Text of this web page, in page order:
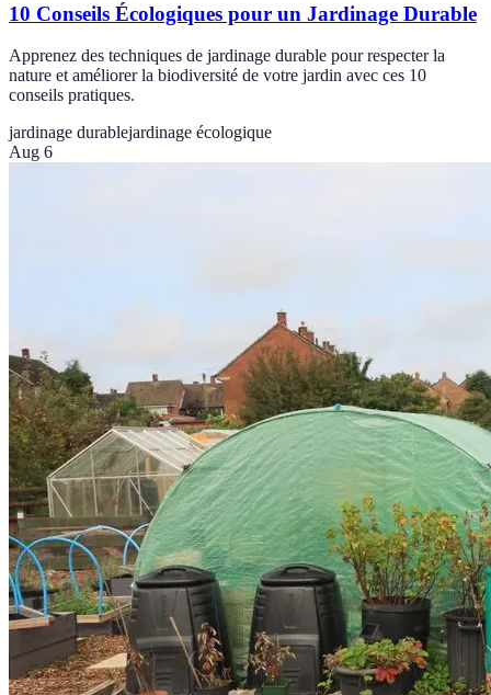
10 Conseils Écologiques pour un Jardinage Durable
Apprenez des techniques de jardinage durable pour respecter la
nature et améliorer la biodiversité de votre jardin avec ces 10
conseils pratiques.
jardinage durablejardinage écologique
Aug 6